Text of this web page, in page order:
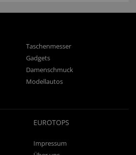
Taschenmesser
Gadgets
Damenschmuck
Modellautos
EUROTOPS
Impressum